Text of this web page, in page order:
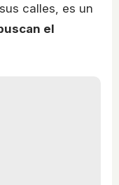
calles, es un
el